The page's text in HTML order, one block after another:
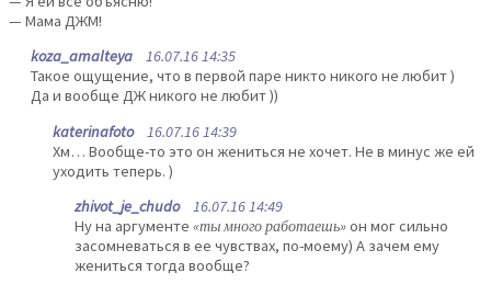
— Мама ДЖМ!
koza_amalteya 16.07.16 14:35
Такое ощущение, что в первой паре никто никого не любит )
Да и вообще ДЖ никого не любит ))
katerinafoto16.07.16 14:39
Хм… Вообще-то это он жениться не хочет. Не в минус же ей
уходить теперь. )
zhivot_je_chudo16.07.16 14:49
Ну на аргументе «ты много работаешь»он мог сильно
засомневаться в ее чувствах, по-моему) А зачем ему
жениться тогда вообще?